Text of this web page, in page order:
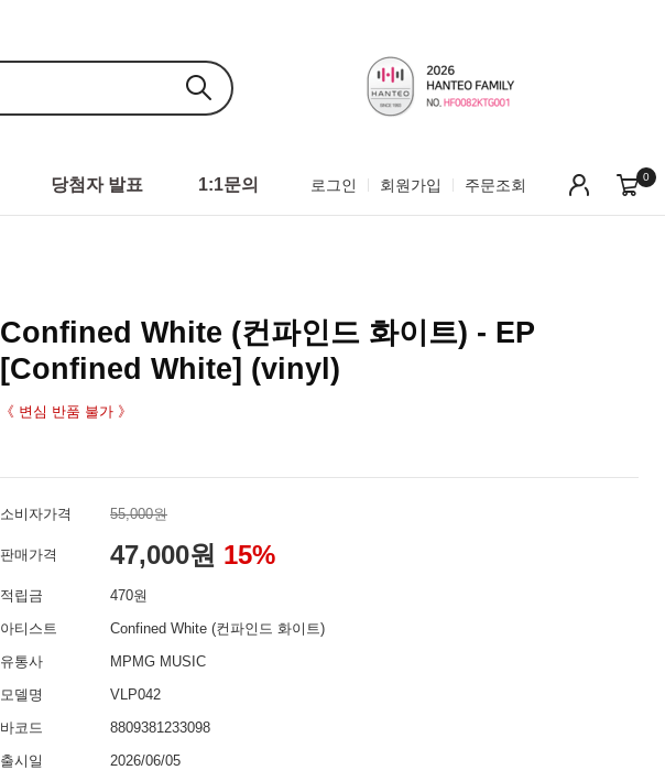
당첨자 발표 1:1문의 로그인 회원가입 주문조회 0
Confined White (컨파인드 화이트) - EP
[Confined White] (vinyl)
《 변심 반품 불가 》
소비자가격 55,000원
판매가격 47,000원 15%
적립금
470원
아티스트
Confined White (컨파인드 화이트)
유통사
MPMG MUSIC
모델명
VLP042
바코드
8809381233098
출시일
2026/06/05